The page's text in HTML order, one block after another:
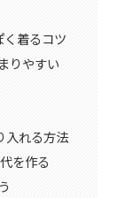
く着るコツ
りやすい
入れる方法
を作る